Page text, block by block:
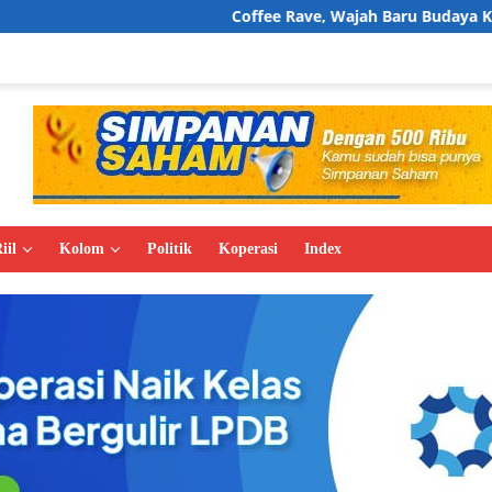
Coffee Rave, Wajah Baru Budaya Kopi di Jakarta
Kolom Politik Koperasi Index